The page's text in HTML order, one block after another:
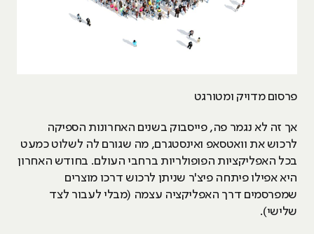
פרסום מדויק ומטורגט
אך זה לא נגמר פה, פייסבוק בשנים האחרונות הספיקה
לרכוש את וואטסאפ ואינסטגרם, מה שגורם לה לשלוט כמעט
בכל האפליקציות הפופולריות ברחבי העולם. בחודש האחרון
היא אפילו פיתחה פיצ'ר שניתן לרכוש דרכו מוצרים
שמפרסמים דרך האפליקציה עצמה (מבלי לעבור לצד
שלישי).